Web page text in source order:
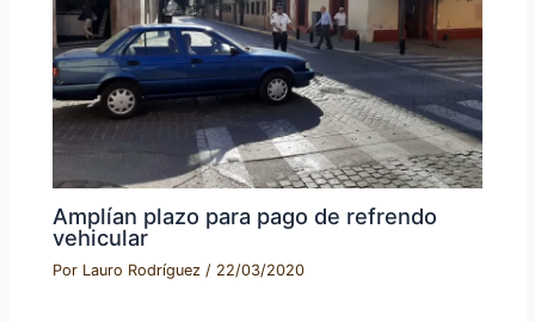
Amplían plazo para pago de refrendo
vehicular
Por Lauro Rodríguez/ 22/03/2020